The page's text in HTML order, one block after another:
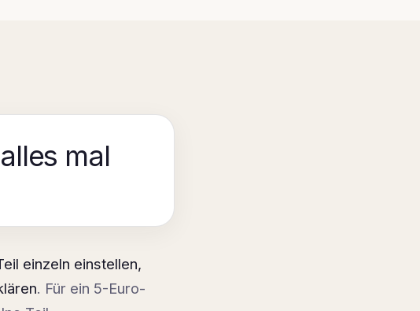
mal
einzeln einstellen,
. Für ein 5-Euro-